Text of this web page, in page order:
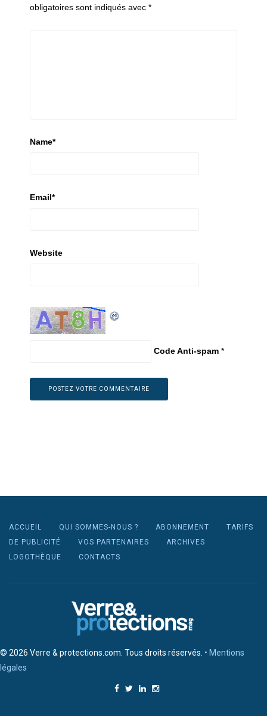
obligatoires sont indiqués avec *
Name*
Email*
Website
Code Anti-spam *
ACCUEIL QUI SOMMES-NOUS ? ABONNEMENT
TARIFS
DE PUBLICITÉ
VOS PARTENAIRES
ARCHIVES
LOGOTHÈQUE
CONTACTS
© 2026 Verre & protections.com. Tous droits réservés. • Mentions
légales